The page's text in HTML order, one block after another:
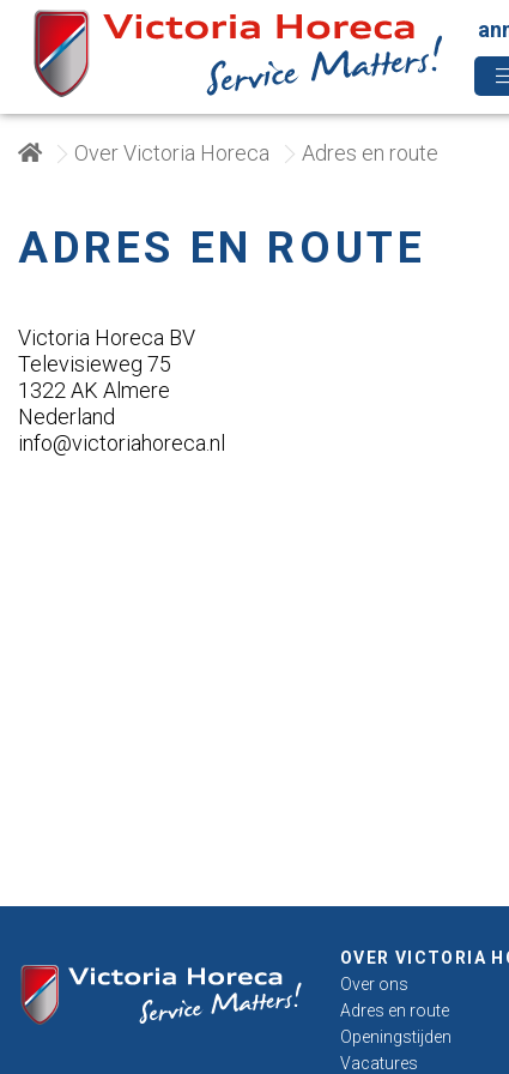
Over Victoria Horeca Adres en route
ADRES EN ROUTE
Victoria Horeca BV
Televisieweg 75
1322 AK Almere
Nederland
info@victoriahoreca.nl
OVER VICTORIA
Over ons
Adres en route
Openingstijden
Vacatures